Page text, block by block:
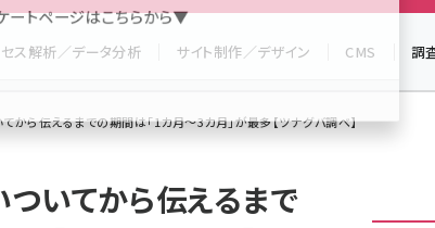
セス解析／データ分析 サイト制作／デザイン CMS 調
から伝えるまでの期間は「1カ月～3カ月」が最多【ツナグバ調べ】
いてから伝えるまで
トページはこちらから▼